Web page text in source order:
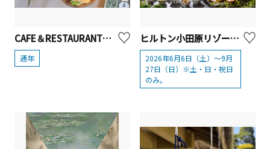
CAFE＆RESTAURANT燈下 アフタヌーンティー『真鶴三段手帖 ―冬―』【真鶴町】
通年
ヒルトン小田原リゾート＆スパ「恐竜ワールド ダイナソー スイーツビュッフェ」
2026年6月6日（土）～9月
27日（日）※土・日・祝日
のみ。